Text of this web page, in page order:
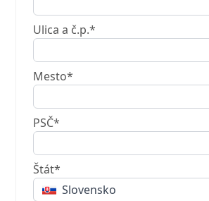
Ulica a č.p.*
Mesto*
PSČ*
Štát*
Slovensko